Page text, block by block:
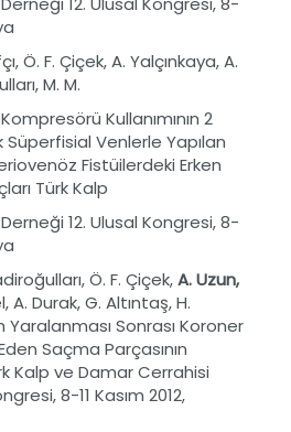
Ö. F. Çiçek, A. Yalçınkaya, A.
M. M.
Kullanımının 2
Venlerle Yapılan
Fistüilerdeki Erken
Türk Kalp
12. Ulusal Kongresi, 8-
Ö. F. Çiçek,A. Uzun,
A. Durak, G. Altıntaş, H.
Yaralanması Sonrası Koroner
Saçma Parçasının
Kalp ve Damar Cerrahisi
8-11 Kasım 2012,